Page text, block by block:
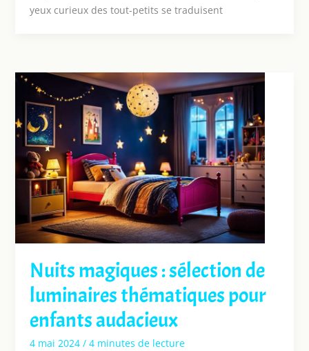
yeux curieux des tout-petits se traduisent
Nuits magiques : sélection de
luminaires thématiques pour
enfants audacieux
4 mai 2024 / 4 minutes de lecture